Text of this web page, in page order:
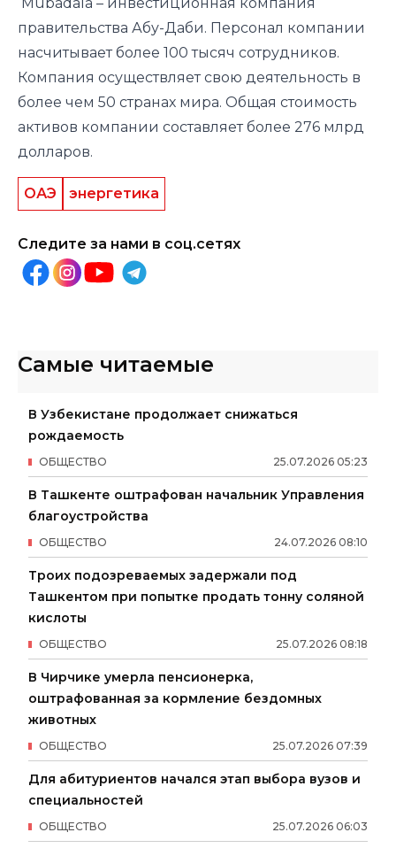
правительства Абу-Даби. Персонал компании
насчитывает более 100 тысяч сотрудников.
Компания осуществляет свою деятельность в
более чем 50 странах мира. Общая стоимость
активов компании составляет более 276 млрд
долларов.
ОАЭ энергетика
Следите за нами в соц.сетях
Самые читаемые
В Узбекистане продолжает снижаться
рождаемость
25.07.2026 05:23
ОБЩЕСТВО
В Ташкенте оштрафован начальник Управления
благоустройства
24.07.2026 08:10
ОБЩЕСТВО
Троих подозреваемых задержали под
Ташкентом при попытке продать тонну соляной
кислоты
25.07.2026 08:18
ОБЩЕСТВО
В Чирчике умерла пенсионерка,
оштрафованная за кормление бездомных
животных
25.07.2026 07:39
ОБЩЕСТВО
Для абитуриентов начался этап выбора вузов и
специальностей
25.07.2026 06:03
ОБЩЕСТВО